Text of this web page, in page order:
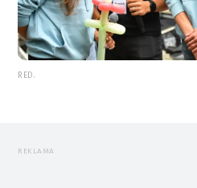
RED.
REKLAMA